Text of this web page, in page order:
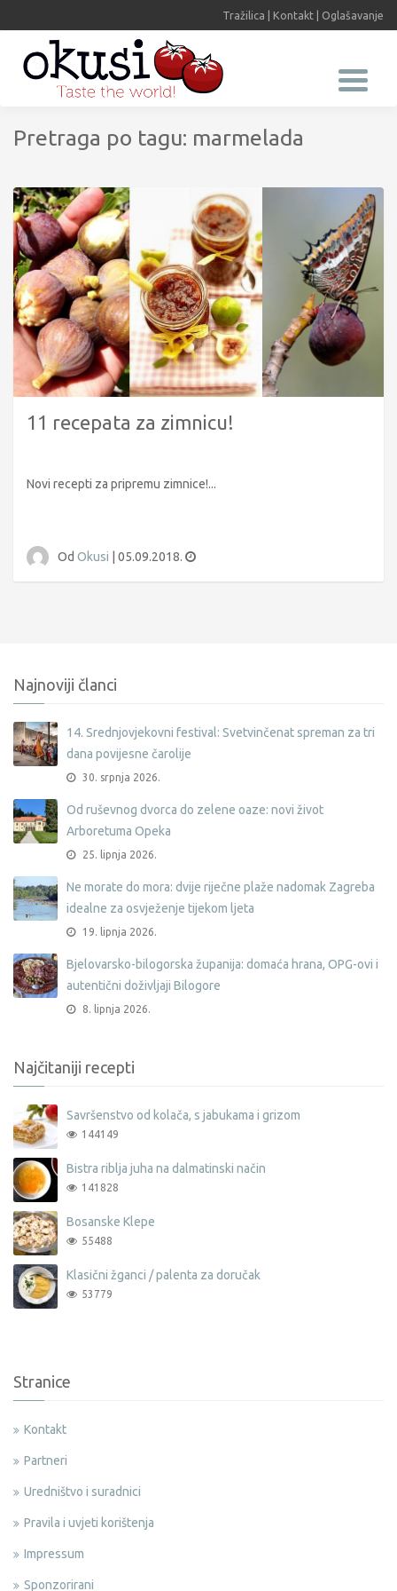
Tražilica Kontakt Oglašavanje
Pretraga po tagu: marmelada
11 recepata za zimnicu!
Novi recepti za pripremu zimnice!...
Od Okusi | 05.09.2018.
Najnoviji članci
14. Srednjovjekovni festival: Svetvinčenat spreman za tri
dana povijesne čarolije
30. srpnja 2026.
Od ruševnog dvorca do zelene oaze: novi život
Arboretuma Opeka
25. lipnja 2026.
Ne morate do mora: dvije riječne plaže nadomak Zagreba
idealne za osvježenje tijekom ljeta
19. lipnja 2026.
Bjelovarsko-bilogorska županija: domaća hrana, OPG-ovi i
autentični doživljaji Bilogore
8. lipnja 2026.
Najčitaniji recepti
Savršenstvo od kolača, s jabukama i grizom
144149
Bistra riblja juha na dalmatinski način
141828
Bosanske Klepe
55488
Klasični žganci / palenta za doručak
53779
Stranice
Kontakt
Partneri
Uredništvo i suradnici
Pravila i uvjeti korištenja
Impressum
Sponzorirani